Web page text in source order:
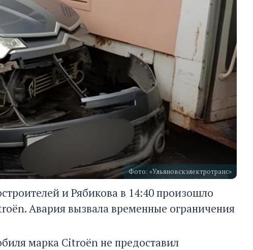
Фото: «Ульяновскэлектротранс»
и Рябикова в 14:40 произошло
Авария вызвала временные ограничения
марка Citroën не предоставил